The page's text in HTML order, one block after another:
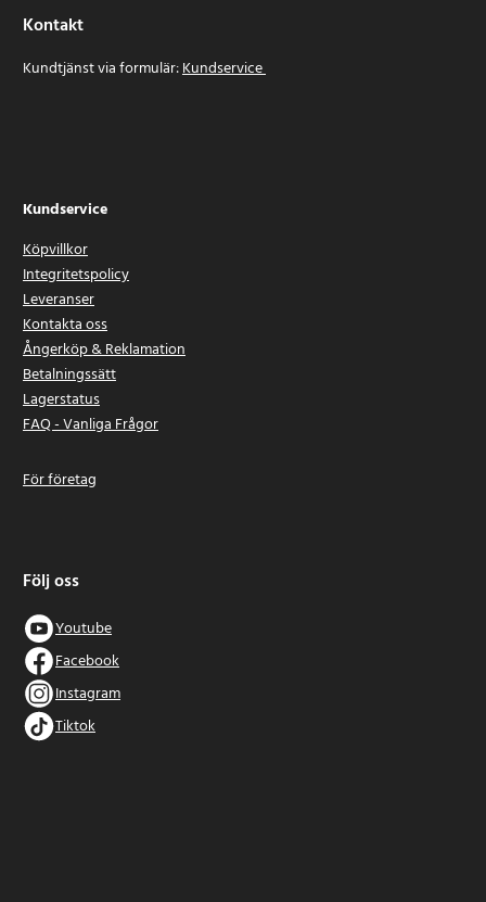
Kontakt
Kundtjänst via formulär:Kundservice
Kundservice
Köpvillkor
Integritetspolicy
Leveranser
Kontakta oss
Ångerköp & Reklamation
Betalningssätt
Lagerstatus
FAQ - Vanliga Frågor
För företag
Följ oss
Youtube
Facebook
Instagram
Tiktok